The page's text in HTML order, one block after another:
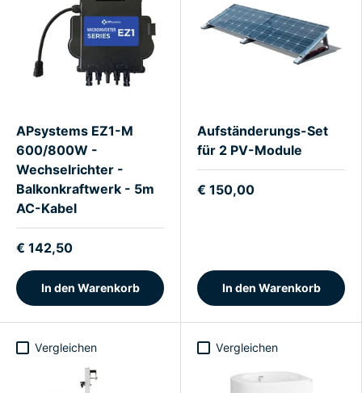
APsystems EZ1-M
600/800W -
Wechselrichter -
Balkonkraftwerk - 5m
AC-Kabel
€ 142,50
In den Warenkorb
Aufständerungs-Set
für 2 PV-Module
€ 150,00
In den Warenkorb
Vergleichen Vergleichen